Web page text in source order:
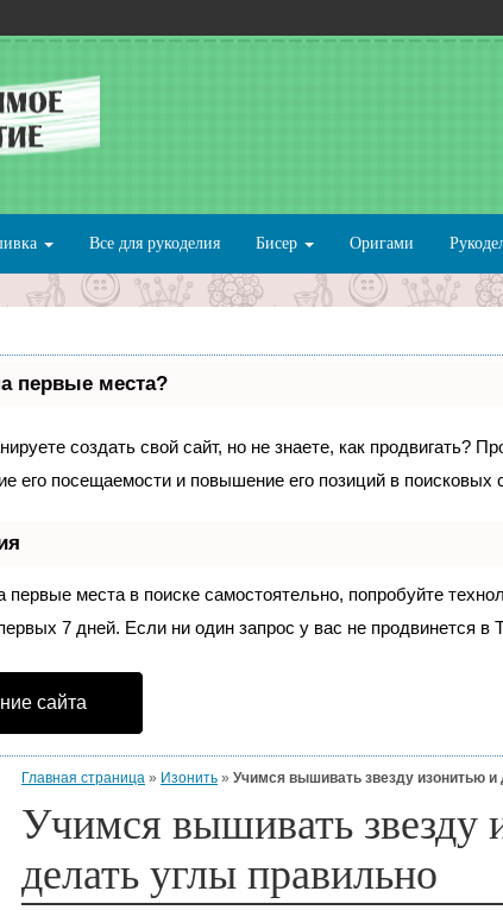
Все для рукоделия Бисер Оригами
первые места?
создать свой сайт, но не знаете, как продвигать?
его посещаемости и повышение его позиций в поисковых
первые места в поиске самостоятельно, попробуйте
7 дней. Если ни один запрос у вас не продвинется в
сайта
Главная страница » Изонить » Учимся вышивать звезду изонитью и
Учимся вышивать звезду
делать углы правильно